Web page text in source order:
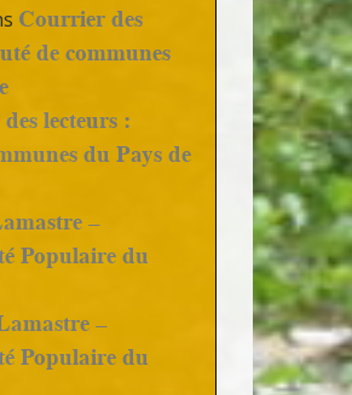
Courrier des
de communes
lecteurs :
du Pays de
–
Populaire du
–
Populaire du